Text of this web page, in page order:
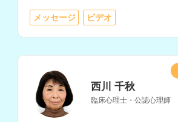
メッセージ ビデオ
西川 千秋
臨床心理士・公認心理師